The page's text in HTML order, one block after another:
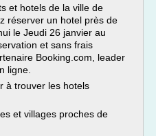
et hotels de la ville de
réserver un hotel près de
le Jeudi 26 janvier au
et sans frais
Booking.com, leader
ligne.
à trouver les hotels
et villages proches de